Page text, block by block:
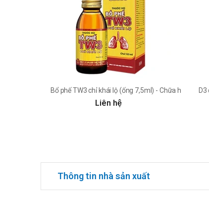
Bổ phế TW3 chỉ khái lộ (ống 7,5ml) - Chữa ho cảm,
Liên hệ
D3
Thông tin nhà sản xuất